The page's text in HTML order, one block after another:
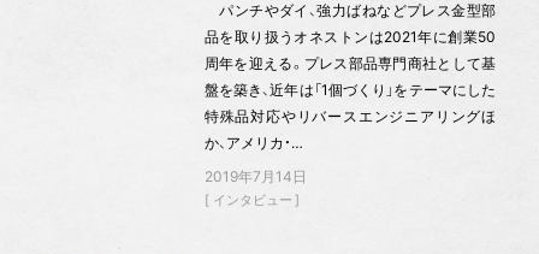
パンチやダイ、強力ばねなどプレス金型部
品を取り扱うオネストンは2021年に創業50
周年を迎える。プレス部品専門商社として基
盤を築き、近年は「1個づくり」をテーマにした
特殊品対応やリバースエンジニアリングほ
か、アメリカ・…
2019年7月14日
インタビュー